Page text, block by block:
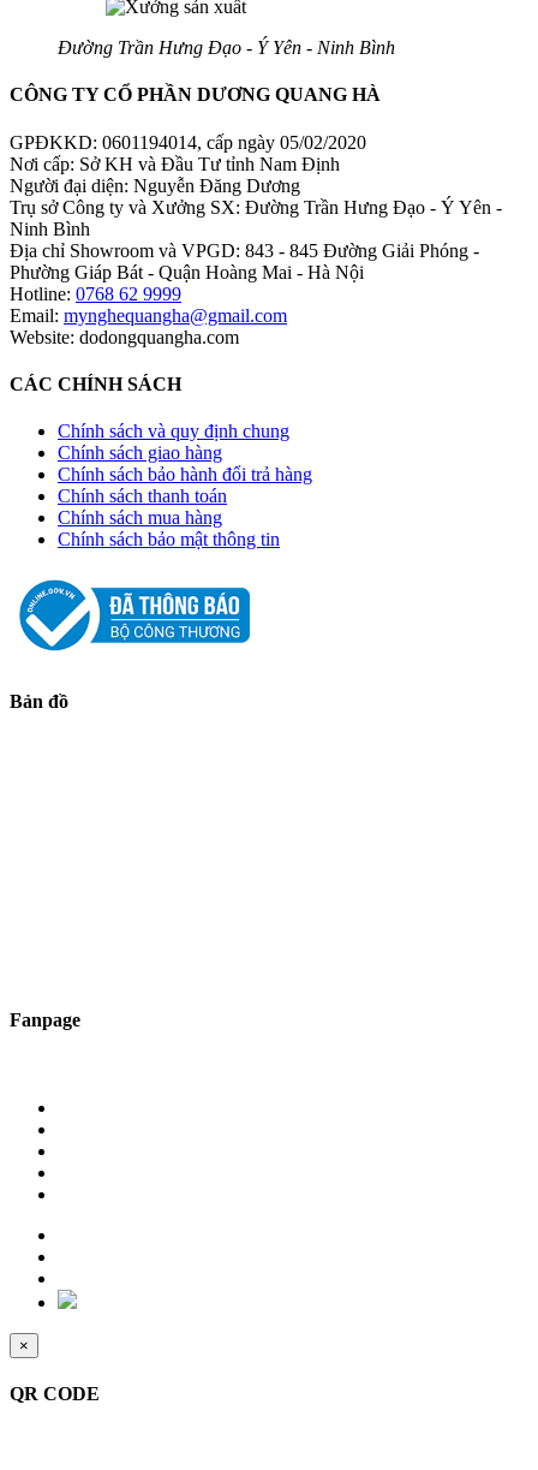
Đường Trần Hưng Đạo - Ý Yên - Ninh Bình
CÔNG TY CỔ PHẦN DƯƠNG QUANG HÀ
GPĐKKD: 0601194014, cấp ngày 05/02/2020
Nơi cấp: Sở KH và Đầu Tư tỉnh Nam Định
Người đại diện: Nguyễn Đăng Dương
Trụ sở Công ty và Xưởng SX: Đường Trần Hưng Đạo - Ý Yên -
Ninh Bình
Địa chỉ Showroom và VPGD: 843 - 845 Đường Giải Phóng -
Phường Giáp Bát - Quận Hoàng Mai - Hà Nội
Hotline: 0768 62 9999
Email: mynghequangha@gmail.com
Website: dodongquangha.com
CÁC CHÍNH SÁCH
Chính sách và quy định chung
Chính sách giao hàng
Chính sách bảo hành đổi trả hàng
Chính sách thanh toán
Chính sách mua hàng
Chính sách bảo mật thông tin
Bản đồ
Fanpage
×
QR CODE